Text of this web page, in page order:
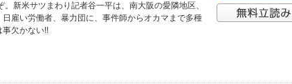
新米サツまわり記者谷一平は、南大阪の愛隣地区、
雇い労働者、暴力団に、事件師からオカマまで多種
事欠かない!!